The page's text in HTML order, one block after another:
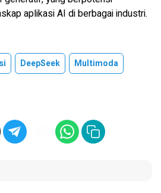
aplikasi AI di berbagai industri.
DeepSeek
Multimoda